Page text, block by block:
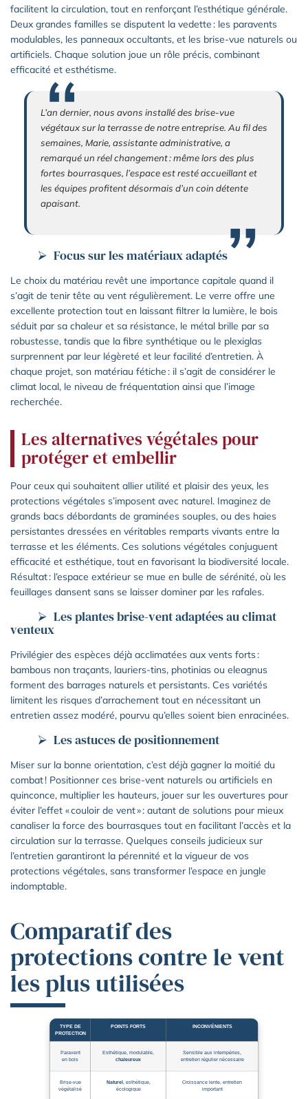
facilitent la circulation, tout en renforçant l’esthétique générale.
Deux grandes familles se disputent la vedette : les paravents
modulables, les panneaux occultants, et les brise-vue naturels ou
artificiels. Chaque solution joue un rôle précis, combinant
efficacité et esthétisme.
L’an dernier, nous avons installé des brise-vue
végétaux sur la terrasse de notre entreprise. Au fil des
semaines, Marie, assistante administrative, a
remarqué un réel changement : même lors des plus
fortes bourrasques, l’espace est resté accueillant et
les équipes profitent désormais d’un coin détente
apaisant.
Focus sur les matériaux adaptés
Le choix du matériau revêt une importance capitale quand il
s’agit de tenir tête au vent régulièrement. Le verre offre une
excellente protection tout en laissant filtrer la lumière, le bois
séduit par sa chaleur et sa résistance, le métal brille par sa
robustesse, tandis que la fibre synthétique ou le plexiglas
surprennent par leur légèreté et leur facilité d’entretien. À
chaque projet, son matériau fétiche : il s’agit de considérer le
climat local, le niveau de fréquentation ainsi que l’image
recherchée.
Les alternatives végétales pour
protéger et embellir
Pour ceux qui souhaitent allier utilité et plaisir des yeux, les
protections végétales s’imposent avec naturel. Imaginez de
grands bacs débordants de graminées souples, ou des haies
persistantes dressées en véritables remparts vivants entre la
terrasse et les éléments. Ces solutions végétales conjuguent
efficacité et esthétique, tout en favorisant la biodiversité locale.
Résultat : l’espace extérieur se mue en bulle de sérénité, où les
feuillages dansent sans se laisser dominer par les rafales.
Les plantes brise-vent adaptées au climat
venteux
Privilégier des espèces déjà acclimatées aux vents forts :
bambous non traçants, lauriers-tins, photinias ou eleagnus
forment des barrages naturels et persistants. Ces variétés
limitent les risques d’arrachement tout en nécessitant un
entretien assez modéré, pourvu qu’elles soient bien enracinées.
Les astuces de positionnement
Miser sur la bonne orientation, c’est déjà gagner la moitié du
combat ! Positionner ces brise-vent naturels ou artificiels en
quinconce, multiplier les hauteurs, jouer sur les ouvertures pour
éviter l’effet « couloir de vent » : autant de solutions pour mieux
canaliser la force des bourrasques tout en facilitant l’accès et la
circulation sur la terrasse. Quelques conseils judicieux sur
l’entretien garantiront la pérennité et la vigueur de vos
protections végétales, sans transformer l’espace en jungle
indomptable.
Comparatif des
protections contre le vent
les plus utilisées
TYPE DE
PROTECTION
POINTS FORTS INCONVÉNIENTS
Paravent
en bois
Esthétique, modulable,
chaleureux
Sensible aux intempéries,
entretien régulier nécessaire
Brise-vue
végétalisé
Naturel
, esthétique,
écologique
Croissance lente, entretien
important